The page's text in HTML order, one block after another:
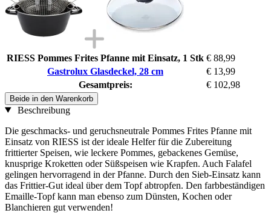
RIESS Pommes Frites Pfanne mit Einsatz, 1 Stk € 88,99
Gastrolux Glasdeckel, 28 cm
€ 13,99
Gesamtpreis:
€ 102,98
Beide in den Warenkorb
Beschreibung
Die geschmacks- und geruchsneutrale Pommes Frites Pfanne mit
Einsatz von RIESS ist der ideale Helfer für die Zubereitung
frittierter Speisen, wie leckere Pommes, gebackenes Gemüse,
knusprige Kroketten oder Süßspeisen wie Krapfen. Auch Falafel
gelingen hervorragend in der Pfanne. Durch den Sieb-Einsatz kann
das Frittier-Gut ideal über dem Topf abtropfen. Den farbbeständigen
Emaille-Topf kann man ebenso zum Dünsten, Kochen oder
Blanchieren gut verwenden!